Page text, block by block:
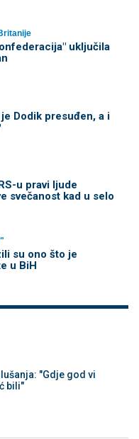
uključila
Dodik presuđen, a i
u pravi ljude
svečanost kad u selo
su ono što je
u BiH
"Gdje god vi
bili"